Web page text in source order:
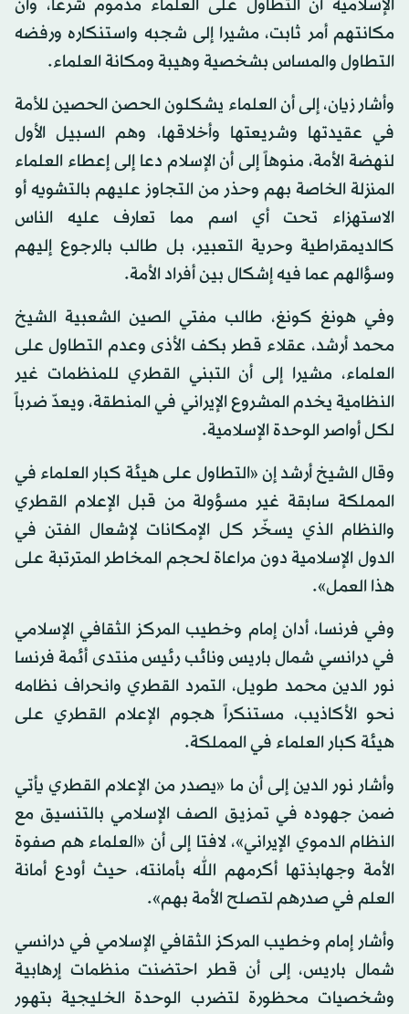
الإسلامية أن التطاول على العلماء مذموم شرعا، وأن
مكانتهم أمر ثابت، مشيرا إلى شجبه واستنكاره ورفضه
التطاول والمساس بشخصية وهيبة ومكانة العلماء.
وأشار زيان، إلى أن العلماء يشكلون الحصن الحصين للأمة
في عقيدتها وشريعتها وأخلاقها، وهم السبيل الأول
لنهضة الأمة، منوهاً إلى أن الإسلام دعا إلى إعطاء العلماء
المنزلة الخاصة بهم وحذر من التجاوز عليهم بالتشويه أو
الاستهزاء تحت أي اسم مما تعارف عليه الناس
كالديمقراطية وحرية التعبير، بل طالب بالرجوع إليهم
وسؤالهم عما فيه إشكال بين أفراد الأمة.
وفي هونغ كونغ، طالب مفتي الصين الشعبية الشيخ
محمد أرشد، عقلاء قطر بكف الأذى وعدم التطاول على
العلماء، مشيرا إلى أن التبني القطري للمنظمات غير
النظامية يخدم المشروع الإيراني في المنطقة، ويعدّ ضرباً
لكل أواصر الوحدة الإسلامية.
وقال الشيخ أرشد إن «التطاول على هيئة كبار العلماء في
المملكة سابقة غير مسؤولة من قبل الإعلام القطري
والنظام الذي يسخّر كل الإمكانات لإشعال الفتن في
الدول الإسلامية دون مراعاة لحجم المخاطر المترتبة على
هذا العمل».
وفي فرنسا، أدان إمام وخطيب المركز الثقافي الإسلامي
في درانسي شمال باريس ونائب رئيس منتدى أئمة فرنسا
نور الدين محمد طويل، التمرد القطري وانحراف نظامه
نحو الأكاذيب، مستنكراً هجوم الإعلام القطري على
هيئة كبار العلماء في المملكة.
وأشار نور الدين إلى أن ما «يصدر من الإعلام القطري يأتي
ضمن جهوده في تمزيق الصف الإسلامي بالتنسيق مع
النظام الدموي الإيراني»، لافتا إلى أن «العلماء هم صفوة
الأمة وجهابذتها أكرمهم الله بأمانته، حيث أودع أمانة
العلم في صدرهم لتصلح الأمة بهم».
وأشار إمام وخطيب المركز الثقافي الإسلامي في درانسي
شمال باريس، إلى أن قطر احتضنت منظمات إرهابية
وشخصيات محظورة لتضرب الوحدة الخليجية بتهور